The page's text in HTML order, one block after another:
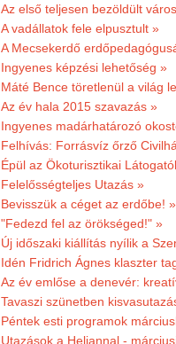
Az első teljesen bezöldült
A vadállatok fele elpusztult »
A Mecsekerdő
Ingyenes képzési lehetőség »
Máté Bence töretlenül a világ
Az év hala 2015 szavazás »
Ingyenes madárhatározó
Felhívás: Forrásvíz őrző
Épül az Ökoturisztikai
Felelősségteljes Utazás »
Bevisszük a céget az erdőbe! »
"Fedezd fel az örökséged!" »
Új időszaki kiállítás nyílik a
Idén Fridrich Ágnes klaszter
Az év emlőse a denevér:
Tavaszi szünetben
Péntek esti programok
Utazások a Heliannal -